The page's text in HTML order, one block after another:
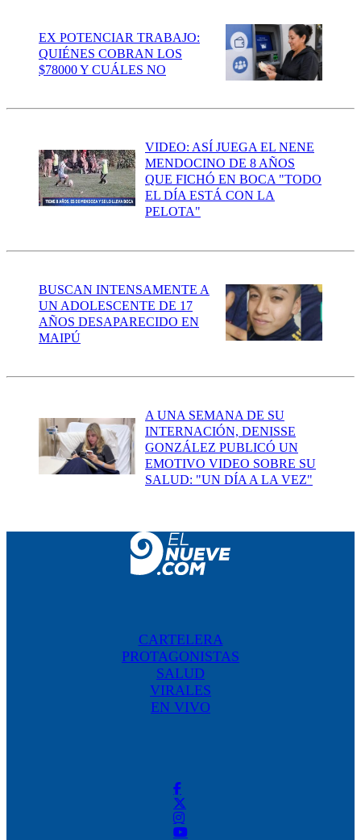
EX POTENCIAR TRABAJO:
QUIÉNES COBRAN LOS
$78000 Y CUÁLES NO
VIDEO: ASÍ JUEGA EL NENE
MENDOCINO DE 8 AÑOS
QUE FICHÓ EN BOCA "TODO
EL DÍA ESTÁ CON LA
PELOTA"
BUSCAN INTENSAMENTE A
UN ADOLESCENTE DE 17
AÑOS DESAPARECIDO EN
MAIPÚ
A UNA SEMANA DE SU
INTERNACIÓN, DENISSE
GONZÁLEZ PUBLICÓ UN
EMOTIVO VIDEO SOBRE SU
SALUD: "UN DÍA A LA VEZ"
CARTELERA
PROTAGONISTAS
SALUD
VIRALES
EN VIVO